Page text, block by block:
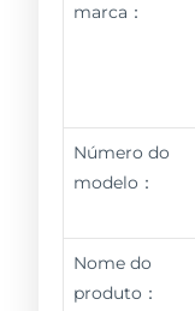
marca：
Número do
modelo：
Nome do
produto：